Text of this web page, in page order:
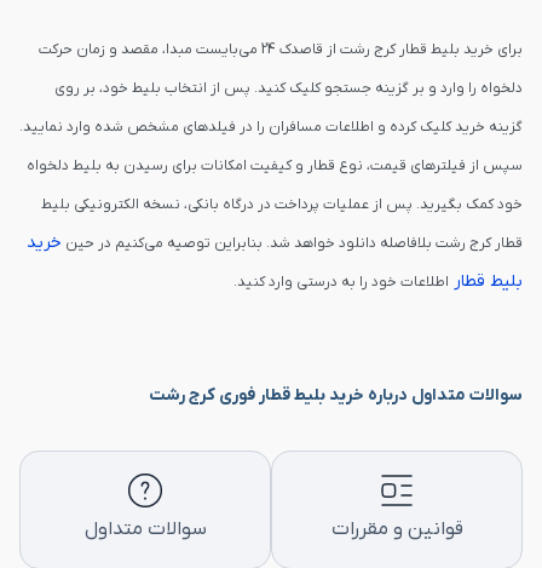
برای خرید بلیط قطار کرج رشت از قاصدک 24 می‌بایست مبدا، مقصد و زمان حرکت
دلخواه را وارد و بر گزینه جستجو کلیک کنید. پس از انتخاب بلیط خود، بر روی
گزینه خرید کلیک کرده و اطلاعات مسافران را در فیلدهای مشخص شده وارد نمایید.
سپس از فیلترهای قیمت، نوع قطار و کیفیت امکانات برای رسیدن به بلیط دلخواه
خود کمک بگیرید. پس از عملیات پرداخت در درگاه بانکی، نسخه الکترونیکی بلیط
قطار کرج رشت بلافاصله دانلود خواهد شد. بنابراین توصیه می‌کنیم در حین خرید
بلیط قطار اطلاعات خود را به درستی وارد کنید.
سوالات متداول درباره خرید بلیط قطار فوری کرج رشت
قوانین و مقررات سوالات متداول